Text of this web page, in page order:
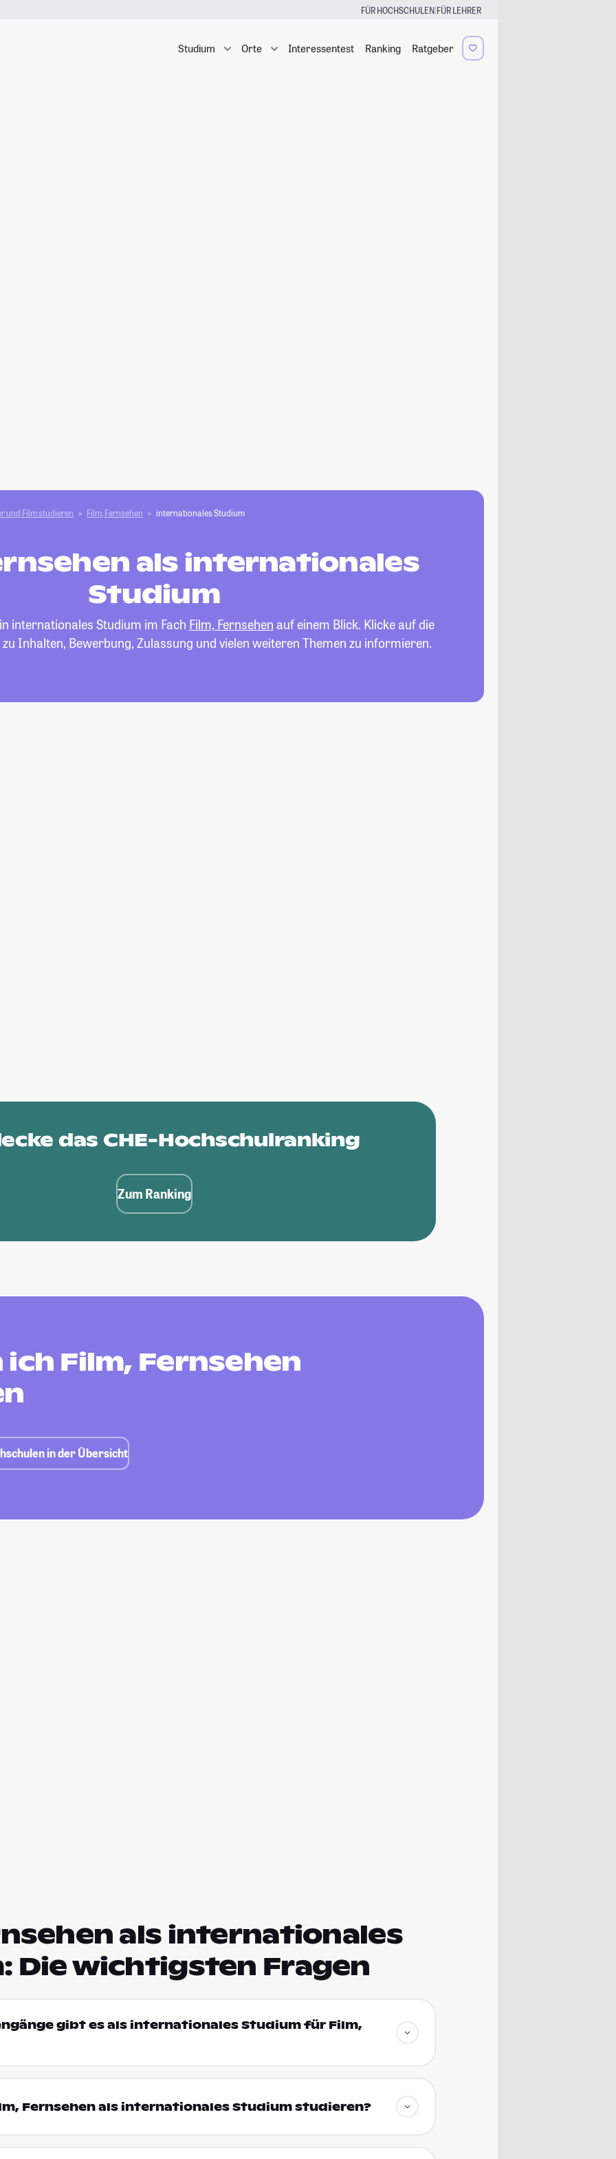
FÜR HOCHSCHULEN|FÜR LEHRER
Studium Orte Interessentest Ranking Ratgeber
und Film studieren Film, Fernsehen internationales Studium
als internationales
Studium
internationales Studium im Fach Film, Fernsehen auf einem Blick. Klicke auf die
Inhalten, Bewerbung, Zulassung und vielen weiteren Themen zu informieren.
das CHE-Hochschulranking
Zum Ranking
ich Film, Fernsehen
in der Übersicht
als internationales
Die wichtigsten Fragen
gibt es als internationales Studium für Film,
Fernsehen als internationales Studium studieren?